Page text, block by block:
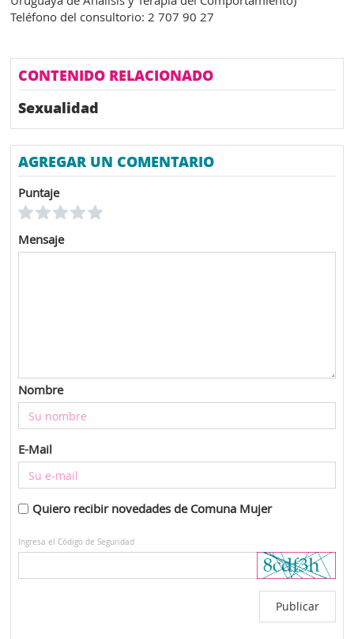
Teléfono del consultorio: 2 707 90 27
CONTENIDO RELACIONADO
Sexualidad
AGREGAR UN COMENTARIO
Puntaje
Mensaje
Nombre
E-Mail
Quiero recibir novedades de Comuna Mujer
Ingresa el Código de Seguridad